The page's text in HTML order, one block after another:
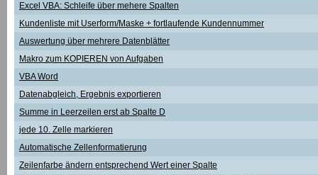
Excel VBA: Schleife über mehere Spalten
Kundenliste mit Userform/Maske + fortlaufende Kundennummer
Auswertung über mehrere Datenblätter
Makro zum KOPIEREN von Aufgaben
VBA Word
Datenabgleich, Ergebnis exportieren
Summe in Leerzeilen erst ab Spalte D
jede 10. Zelle markieren
Automatische Zellenformatierung
Zeilenfarbe ändern entsprechend Wert einer Spalte